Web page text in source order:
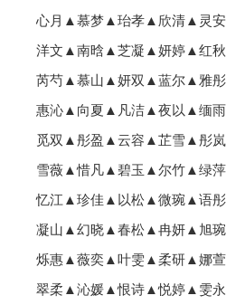
心月▲慕梦▲珆孝▲欣清▲灵安
洋文▲南晗▲芝凝▲妍婷▲红秋
芮芍▲慕山▲妍双▲蓝尔▲雅彤
惠沁▲向夏▲凡洁▲夜以▲缅雨
觅双▲彤盈▲云容▲芷雪▲彤岚
雪薇▲惜凡▲碧玉▲尔竹▲绿萍
忆江▲珍佳▲以松▲微琬▲语彤
凝山▲幻晓▲春松▲冉妍▲旭琬
烁惠▲薇奕▲叶雯▲柔研▲娜萱
翠柔▲沁媛▲恨诗▲悦婷▲雯永